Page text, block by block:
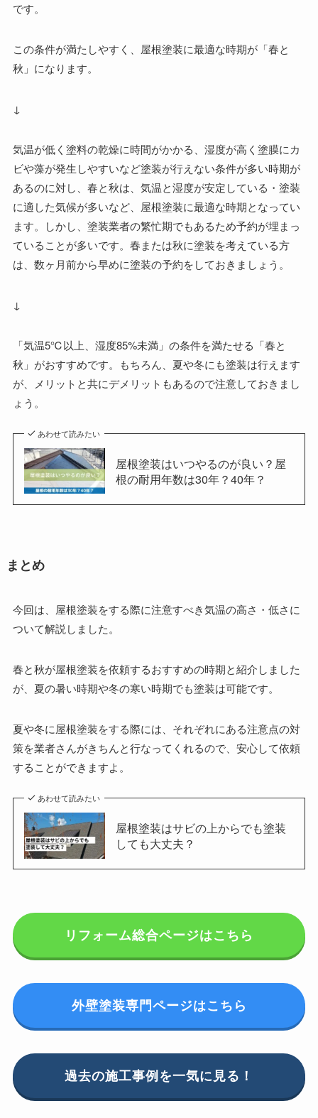
です。
この条件が満たしやすく、屋根塗装に最適な時期が「春と
秋」になります。
↓
気温が低く塗料の乾燥に時間がかかる、湿度が高く塗膜にカ
ビや藻が発生しやすいなど塗装が行えない条件が多い時期が
あるのに対し、春と秋は、気温と湿度が安定している・塗装
に適した気候が多いなど、屋根塗装に最適な時期となってい
ます。しかし、塗装業者の繁忙期でもあるため予約が埋まっ
ていることが多いです。春または秋に塗装を考えている方
は、数ヶ月前から早めに塗装の予約をしておきましょう。
↓
「気温5℃以上、湿度85%未満」の条件を満たせる「春と
秋」がおすすめです。もちろん、夏や冬にも塗装は行えます
が、メリットと共にデメリットもあるので注意しておきまし
ょう。
あわせて読みたい
屋根塗装はいつやるのが良い？屋
根の耐用年数は30年？40年？
まとめ
今回は、屋根塗装をする際に注意すべき気温の高さ・低さに
ついて解説しました。
春と秋が屋根塗装を依頼するおすすめの時期と紹介しました
が、夏の暑い時期や冬の寒い時期でも塗装は可能です。
夏や冬に屋根塗装をする際には、それぞれにある注意点の対
策を業者さんがきちんと行なってくれるので、安心して依頼
することができますよ。
あわせて読みたい
屋根塗装はサビの上からでも塗装
しても大丈夫？
リフォーム総合ページはこちら
外壁塗装専門ページはこちら
過去の施工事例を一気に見る！